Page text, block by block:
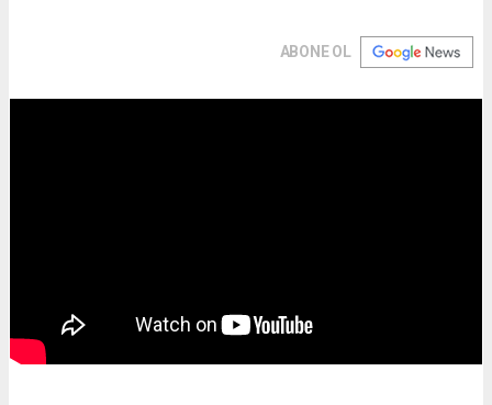
ABONE OL